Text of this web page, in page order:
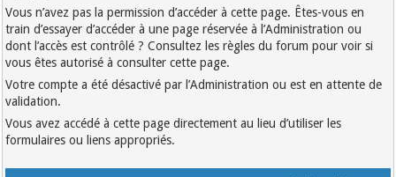
Vous n’avez pas la permission d’accéder à cette page. Êtes-vous en
train d’essayer d’accéder à une page réservée à l’Administration ou
dont l’accès est contrôlé ? Consultez les règles du forum pour voir si
vous êtes autorisé à consulter cette page.
Votre compte a été désactivé par l’Administration ou est en attente de
validation.
Vous avez accédé à cette page directement au lieu d’utiliser les
formulaires ou liens appropriés.